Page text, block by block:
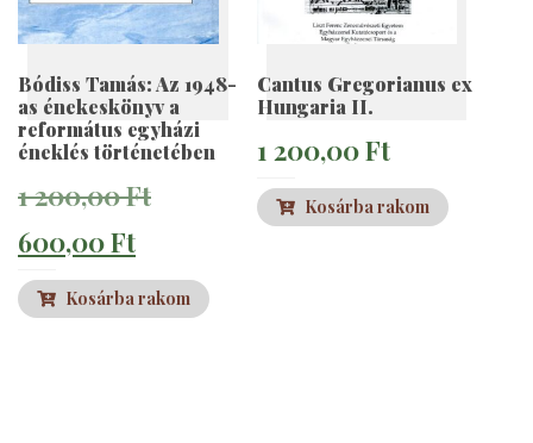
Bódiss Tamás: Az 1948-
as énekeskönyv a
református egyházi
éneklés történetében
1 200,00FtOriginal
was:
600,00FtCurrent
price
Kosárba rakom
Cantus Gregorianus ex
Hungaria II.
1 200,00Ft
Kosárba rakom